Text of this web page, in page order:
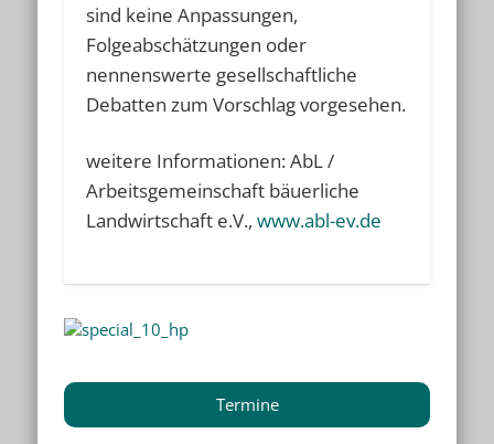
sind keine Anpassungen,
Folgeabschätzungen oder
nennenswerte gesellschaftliche
Debatten zum Vorschlag vorgesehen.
weitere Informationen: AbL /
Arbeitsgemeinschaft bäuerliche
Landwirtschaft e.V.,www.abl-ev.de
Termine